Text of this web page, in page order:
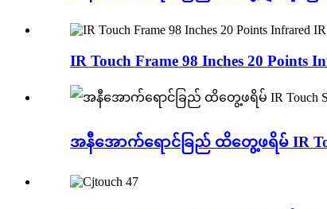
IR Touch Frame 98 Inches 20 Points
အနီအောက်ရောင်ခြည် ထိတွေ့ဖရိမ် IR